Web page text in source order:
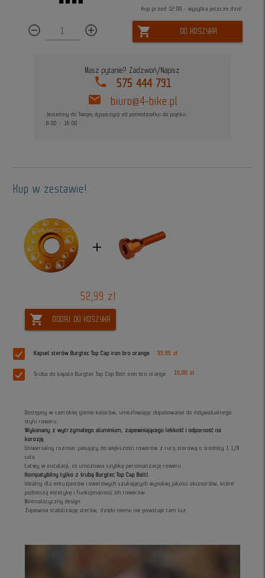
Kup przed 12:00 - wysyłka jeszcze dziś!
remove_circle_outline add_circle_outline shopping_cart DO KOSZYKA
Masz pytanie? Zadzwoń/Napisz
phone 575 444 731
mail biuro@4-bike.pl
Jesteśmy do Twojej dyspozycji od poniedziałku do piątku
8:00 - 16:00
Kup w zestawie!
add
52,99 zł
shopping_cart DODAJ DO KOSZYKA
Kapsel sterów Burgtec Top Cap iron bro orange 33,99 zł
Śruba do kapsla Burgtec Top Cap Bolt iron bro orange 19,00 zł
Dostępny w szerokiej gamie kolorów, umożliwiając dopasowanie do indywidualnego
stylu roweru.
Wykonany z wytrzymałego aluminium, zapewniającego lekkość i odporność na
korozję
Uniwersalny rozmiar pasujący do większości rowerów z rurą sterową o średnicy 1 1/8
cala.
Łatwy w instalacji, co umożliwia szybką personalizację roweru.
Kompatybilny tylko z śrubą Burgtec Top Cap Boltl
Idealny dla entuzjastów rowerowych szukających wysokiej jakości akcesoriów, które
podnoszą estetykę i funkcjonalność ich rowerów.
Minimalistyczny design.
Zapewnia stabilizację sterów, dzięki niemu nie powstaje tam luz.